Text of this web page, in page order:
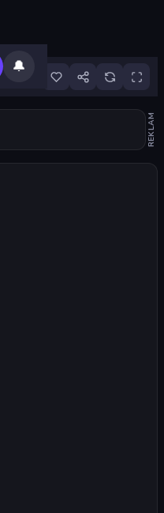
🔔
REKLAM